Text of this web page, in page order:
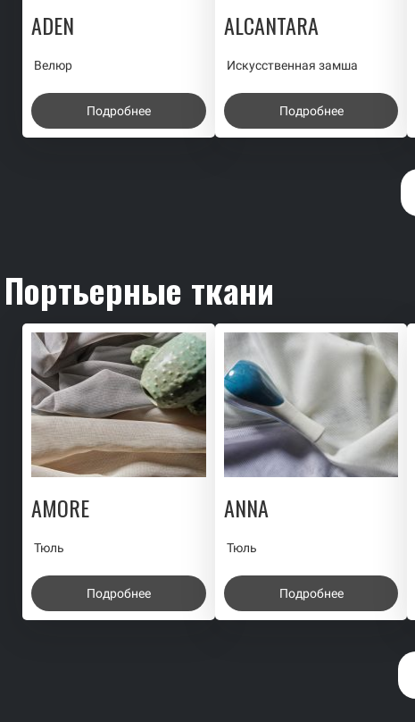
ADEN
Велюр
Подробнее
ALCANTARA
Искусственная замша
Подробнее
Портьерные ткани
AMORE
Тюль
Подробнее
ANNA
Тюль
Подробнее